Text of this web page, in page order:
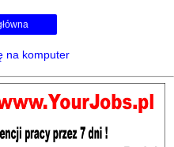
na komputer